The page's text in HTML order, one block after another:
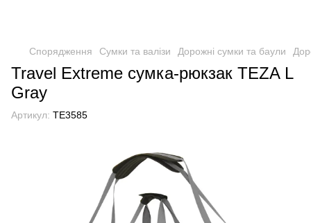
Спорядження Сумки та валізи Дорожні сумки та баули
Travel Extreme сумка-рюкзак TEZA L
Gray
Артикул: TE3585